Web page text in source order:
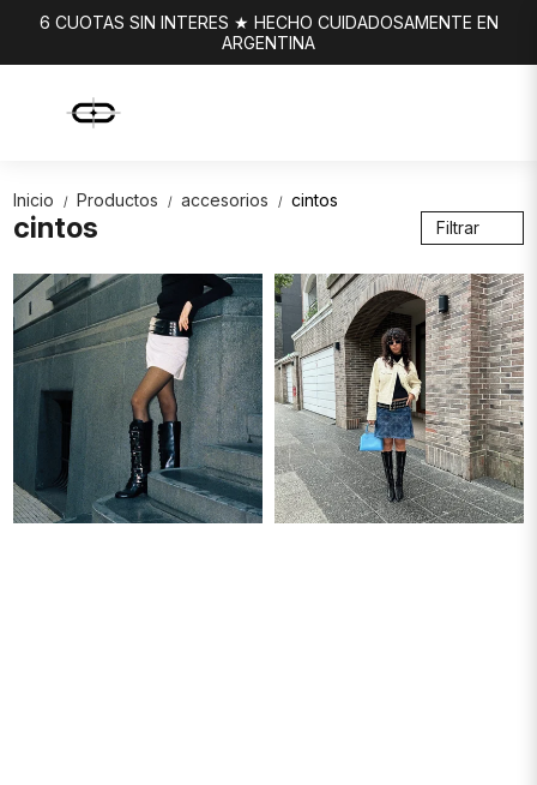
6 CUOTAS SIN INTERES ★ HECHO CUIDADOSAMENTE EN
ARGENTINA
Inicio / Productos / accesorios / cintos
cintos Filtrar